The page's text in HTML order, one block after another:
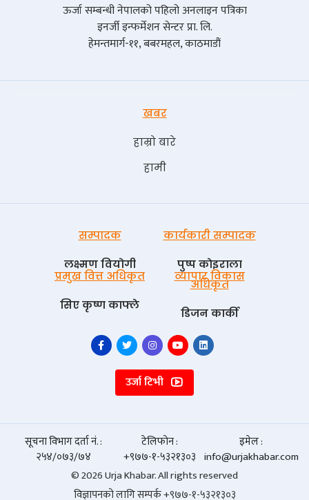
ऊर्जा सम्बन्धी नेपालको पहिलो अनलाइन पत्रिका
इनर्जी इन्फर्मेशन सेन्टर प्रा. लि.
हेमन्तमार्ग-११, बबरमहल, काठमाडौं
खबर
हाम्रो बारे
हामी
सम्पादक
लक्ष्मण वियोगी
कार्यकारी सम्पादक
पुष्प काेइराला
प्रमुख वित्त अधिकृत
सिए कृष्ण काफ्ले
व्यापार विकास
अधिकृत
डिजन कार्की
उर्जा टिभी
सूचना विभाग दर्ता नं. :
२५४/०७३/७४
टेलिफोन :
+९७७-१-५३२१३०३
इमेल :
info@urjakhabar.com
© 2026 Urja Khabar. All rights reserved
विज्ञापनको लागि सम्पर्क +९७७-१-५३२१३०३